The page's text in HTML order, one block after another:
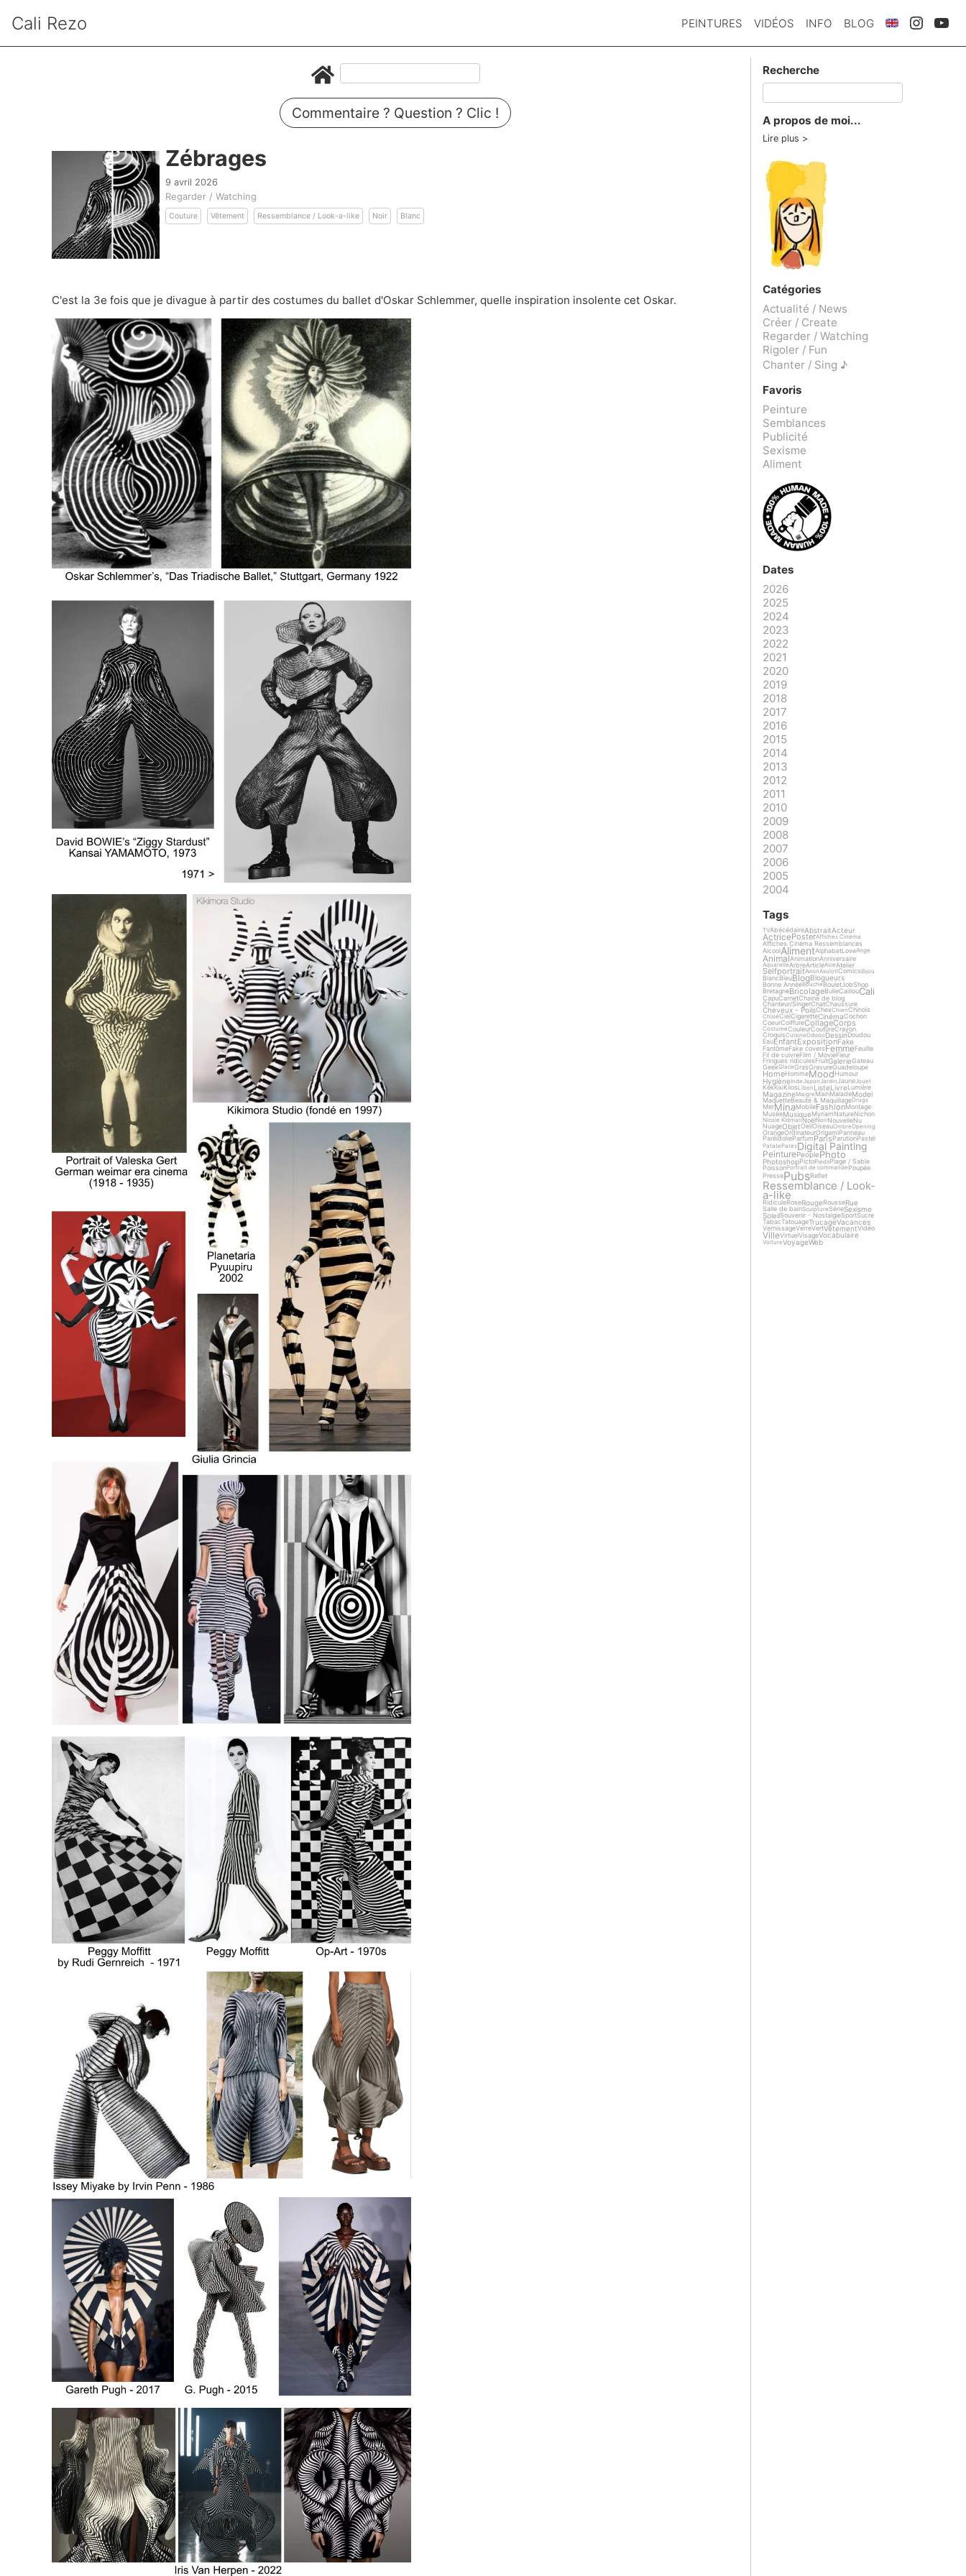
Cali Rezo PEINTURES VIDÉOS INFO BLOG
Commentaire ? Question ? Clic !
Zébrages
9 avril 2026
Regarder / Watching
Couture Vêtement Ressemblance / Look-a-like Noir Blanc
C'est la 3e fois que je divague à partir des costumes du ballet d'Oskar Schlemmer, quelle inspiration insolente cet Oskar.
Recherche
A propos de moi...
Lire plus
Catégories
Actualité / News
Créer / Create
Regarder / Watching
Rigoler / Fun
Chanter / Sing ♪
Favoris
Peinture
Semblances
Publicité
Sexisme
Aliment
Dates
2026
2025
2024
2023
2022
2021
2020
2019
2018
2017
2016
2015
2014
2013
2012
2011
2010
2009
2008
2007
2006
2005
2004
Tags
TVAbécédaireAbstraitActeur
ActricePosterAffiches Cinéma
Affiches Cinéma Ressemblances
AlcoolAlimentAlphabetLoveAnge
AnimalAnimationAnniversaire
AquarelleArbreArticleAsieAtelier
SelfportraitAvionAxolotlComicsBijou
BlancBleuBlogBlogueurs
Bonne AnnéeBoucheBouletJobShop
BretagneBricolageBulleCaillouCali
CapuCarnetChaine de blog
Chanteur/SingerChatChaussure
Cheveux - PoilsChexChienChinois
ChloéCielCigaretteCinémaCochon
CoeurCoiffureCollageCorps
CostumeCouleurCoutureCrayon
CroquisCuisineDdoooDessinDoudou
EauEnfantExpositionFake
FantômeFake coversFemmeFeuille
Fil de cuivreFilm / MovieFleur
Fringues ridiculesFruitGalerieGateau
GeekGlaceGrasGravureGuadeloupe
HomeHommeMoodHumour
HygièneInde Japon JardinJaune Jouet
KekKikiKilosLibon ListeLivreLumière
MagazineMaigre MainMaladeModel
MaquetteBeauté & MaquillageDrugs
MerMinaMobileFashionMontage
MuséeMusiqueMyriamNatureNichon
Nicole KidmanNoëlNoirNouvelleNu
NuageObjetOeilOiseauOmbreOpening
OrangeOrdinateurOrigamiPanneau
ParéidolieParfumParisParutionPastel
PatatePatesDigital Painting
PeinturePeoplePhoto
PhotoshopPictoPiedsPlage / Sable
PoissonPortrait de commande Poupée
PressePubsReflet
Ressemblance / Look-
a-like
RidiculeRoseRougeRousseRue
Salle de bainSculptureSérieSexisme
SoleilSouvenir - NostalgieSportSucre
TabacTatouageTrucageVacances
VernissageVerreVertVêtementVidéo
VilleVirtuelVisageVocabulaire
VoitureVoyageWeb